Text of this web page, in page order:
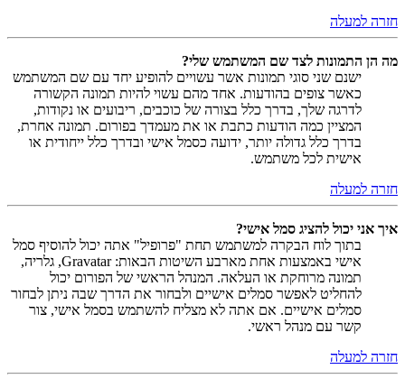
חזרה למעלה
מה הן התמונות לצד שם המשתמש שלי?
ישנם שני סוגי תמונות אשר עשויים להופיע יחד עם שם המשתמש
כאשר צופים בהודעות. אחד מהם עשוי להיות תמונה הקשורה
לדרגה שלך, בדרך כלל בצורה של כוכבים, ריבועים או נקודות,
המציין כמה הודעות כתבת או את מעמדך בפורום. תמונה אחרת,
בדרך כלל גדולה יותר, ידועה כסמל אישי ובדרך כלל ייחודית או
אישית לכל משתמש.
חזרה למעלה
איך אני יכול להציג סמל אישי?
בתוך לוח הבקרה למשתמש תחת "פרופיל" אתה יכול להוסיף סמל
אישי באמצעות אחת מארבע השיטות הבאות: Gravatar, גלריה,
תמונה מרוחקת או העלאה. המנהל הראשי של הפורום יכול
להחליט לאפשר סמלים אישיים ולבחור את הדרך שבה ניתן לבחור
סמלים אישיים. אם אתה לא מצליח להשתמש בסמל אישי, צור
קשר עם מנהל ראשי.
חזרה למעלה